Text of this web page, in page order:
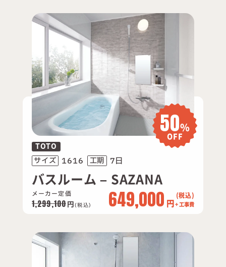
50%
OFF
TOTO
サイズ 1616 工期 7日
バスルーム – SAZANA
メーカー定価
1,299,100円(税込) 649,000 円+ 工事費